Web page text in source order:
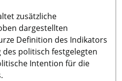
zusätzliche
dargestellten
Definition des Indikators
politisch festgelegten
Intention für die